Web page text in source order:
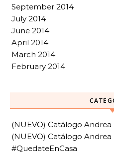
September 2014
July 2014
June 2014
April 2014
March 2014
February 2014
(NUEVO) Catálogo Andrea
(NUEVO) Catálogo Andrea
#QuedateEnCasa